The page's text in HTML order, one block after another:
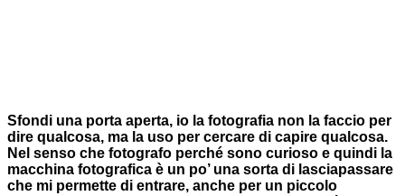
Sfondi una porta aperta, io la fotografia non la faccio per
dire qualcosa, ma la uso per cercare di capire qualcosa.
Nel senso che fotografo perché sono curioso e quindi la
macchina fotografica è un po’ una sorta di lasciapassare
che mi permette di entrare, anche per un piccolo